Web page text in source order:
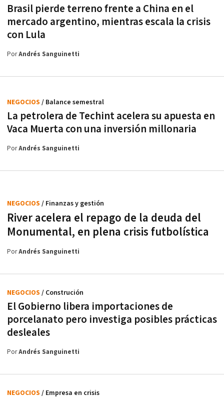
Brasil pierde terreno frente a China en el
mercado argentino, mientras escala la crisis
con Lula
PorAndrés Sanguinetti
La petrolera de Techint acelera su apuesta en
Vaca Muerta con una inversión millonaria
NEGOCIOS / Balance semestral
PorAndrés Sanguinetti
River acelera el repago de la deuda del
Monumental, en plena crisis futbolística
NEGOCIOS / Finanzas y gestión
PorAndrés Sanguinetti
El Gobierno libera importaciones de
porcelanato pero investiga posibles prácticas
desleales
NEGOCIOS / Construción
PorAndrés Sanguinetti
NEGOCIOS / Empresa en crisis